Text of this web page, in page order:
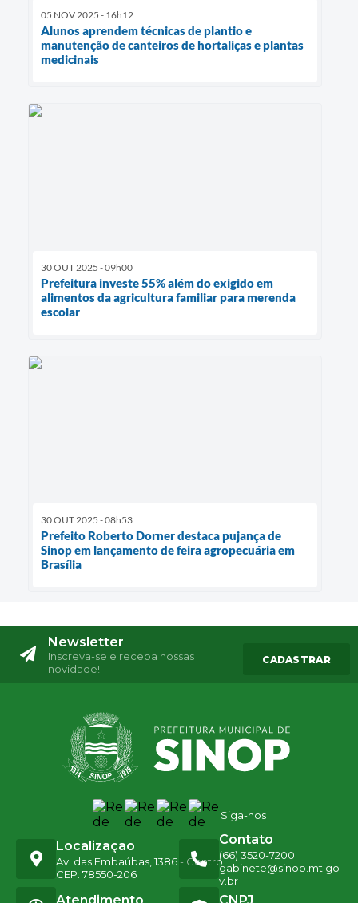
05 NOV 2025 - 16h12
Alunos aprendem técnicas de plantio e
manutenção de canteiros de hortaliças e plantas
medicinais
30 OUT 2025 - 09h00
Prefeitura investe 55% além do exigido em
alimentos da agricultura familiar para merenda
escolar
30 OUT 2025 - 08h53
Prefeito Roberto Dorner destaca pujança de
Sinop em lançamento de feira agropecuária em
Brasília
Newsletter
Inscreva-se e receba nossas
novidade!
CADASTRAR
Siga-nos
Localização
Av. das Embaúbas, 1386 - Centro
CEP: 78550-206
Contato
(66) 3520-7200
gabinete@sinop.mt.go
v.br